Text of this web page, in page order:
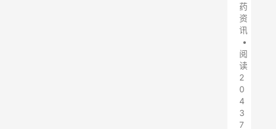
药
资
讯
•
阅
读
2
0
4
3
7